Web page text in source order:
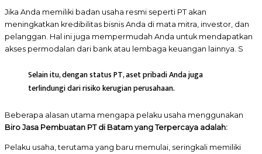
Jika Anda memiliki badan usaha resmi seperti PT akan
meningkatkan kredibilitas bisnis Anda di mata mitra, investor, dan
pelanggan. Hal ini juga mempermudah Anda untuk mendapatkan
akses permodalan dari bank atau lembaga keuangan lainnya. S
Selain itu, dengan status PT, aset pribadi Anda juga
terlindungi dari risiko kerugian perusahaan.
Beberapa alasan utama mengapa pelaku usaha menggunakan
Biro Jasa Pembuatan PT di Batam yang Terpercaya adalah:
Pelaku usaha, terutama yang baru memulai, seringkali memiliki